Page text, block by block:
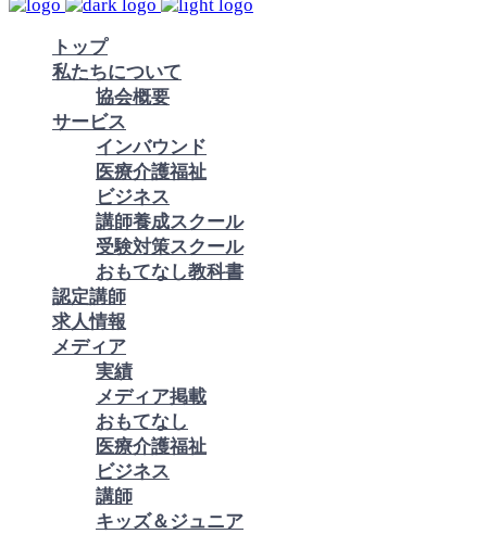
トップ
私たちについて
協会概要
サービス
インバウンド
医療介護福祉
ビジネス
講師養成スクール
受験対策スクール
おもてなし教科書
認定講師
求人情報
メディア
実績
メディア掲載
おもてなし
医療介護福祉
ビジネス
講師
キッズ＆ジュニア